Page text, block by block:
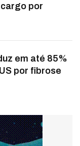
por
em até 85%
por fibrose